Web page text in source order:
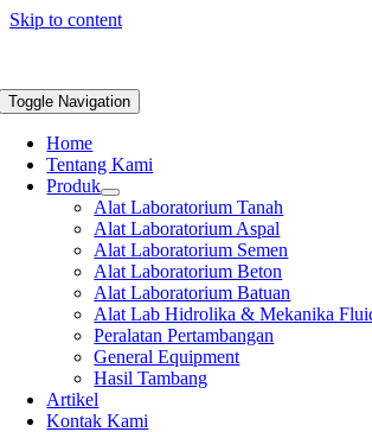
Skip to content
Toggle Navigation
Home
Tentang Kami
Produk
Alat Laboratorium Tanah
Alat Laboratorium Aspal
Alat Laboratorium Semen
Alat Laboratorium Beton
Alat Laboratorium Batuan
Alat Lab Hidrolika & Mekanika
Peralatan Pertambangan
General Equipment
Hasil Tambang
Artikel
Kontak Kami